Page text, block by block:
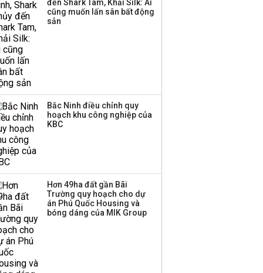
đến Shark Tam, Khải Silk: Ai
cũng muốn lấn sân bất động
sản
Bắc Ninh điều chỉnh quy
hoạch khu công nghiệp của
KBC
Hơn 49ha đất gần Bãi
Trường quy hoạch cho dự
án Phú Quốc Housing và
bóng dáng của MIK Group